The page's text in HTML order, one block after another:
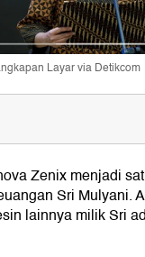
Layar via Detikcom
Mulyani
Zenix menjadi
Sri Mulyani.
lainnya milik Sri